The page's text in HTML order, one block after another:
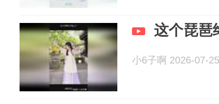
这个琵琶
小6子啊 2026-07-25